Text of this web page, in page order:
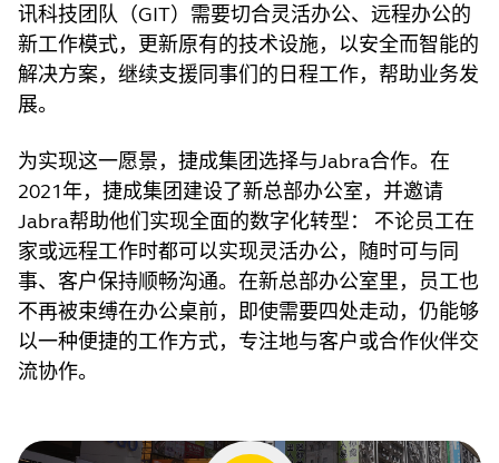
讯科技团队（GIT）需要切合灵活办公、远程办公的
新工作模式，更新原有的技术设施，以安全而智能的
解决方案，继续支援同事们的日程工作，帮助业务发
展。
为实现这一愿景，捷成集团选择与Jabra合作。在
2021年，捷成集团建设了新总部办公室，并邀请
Jabra帮助他们实现全面的数字化转型： 不论员工在
家或远程工作时都可以实现灵活办公，随时可与同
事、客户保持顺畅沟通。在新总部办公室里，员工也
不再被束缚在办公桌前，即使需要四处走动，仍能够
以一种便捷的工作方式，专注地与客户或合作伙伴交
流协作。